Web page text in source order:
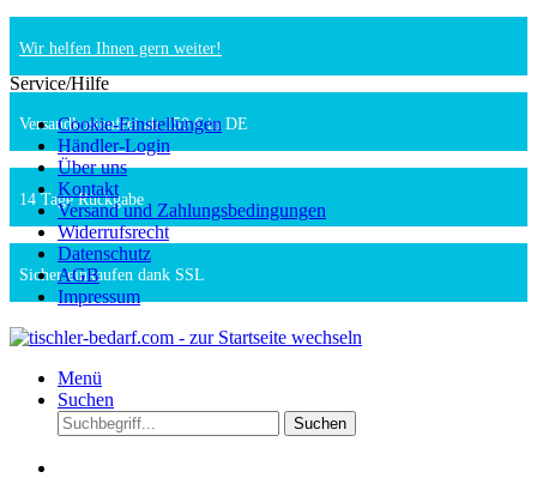
Wir helfen Ihnen gern weiter!
Versandkostenfrei ab 150 € in DE
14 Tage Rückgabe
Sicher einkaufen dank SSL
Service/Hilfe
Cookie-Einstellungen
Händler-Login
Über uns
Kontakt
Versand und Zahlungsbedingungen
Widerrufsrecht
Datenschutz
AGB
Impressum
Menü
Suchen
Suchen